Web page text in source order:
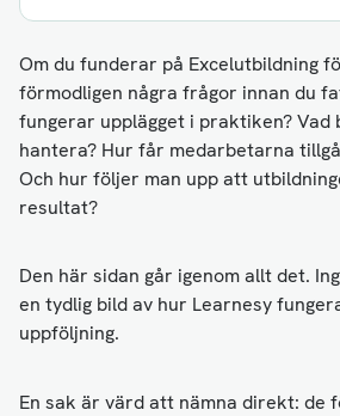
Om du funderar på Excelutbildning
förmodligen några frågor innan du
fungerar upplägget i praktiken? Vad
hantera? Hur får medarbetarna
Och hur följer man upp att
resultat?
Den här sidan går igenom allt det.
en tydlig bild av hur Learnesy
uppföljning.
En sak är värd att nämna direkt: de